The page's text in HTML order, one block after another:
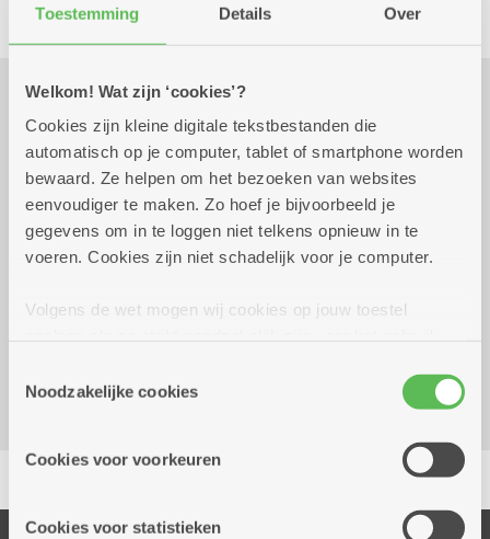
Toestemming Details Over
Welkom! Wat zijn ‘cookies’?
Cookies zijn kleine digitale tekstbestanden die
automatisch op je computer, tablet of smartphone worden
bewaard. Ze helpen om het bezoeken van websites
eenvoudiger te maken. Zo hoef je bijvoorbeeld je
gegevens om in te loggen niet telkens opnieuw in te
voeren. Cookies zijn niet schadelijk voor je computer.
Volgens de wet mogen wij cookies op jouw toestel
cookies hebben we jouw toestemming nodig. Sommige
cookies worden geplaatst door derde partijen die een
informatie over jouw (geanonimiseerd) gebruik van onze
partners kunnen deze gegevens combineren met andere
Noodzakelijke cookies
Cookies voor voorkeuren
Cookies voor statistieken
Praktisch
dinsdag 27 oktober 202614.00 uur tot 16.00 uur
4 euro
2610 Wilrijk
Delen